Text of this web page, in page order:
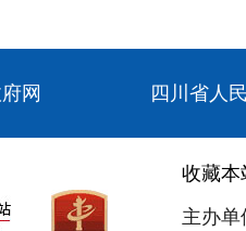
网 四川省人
收藏本
主办